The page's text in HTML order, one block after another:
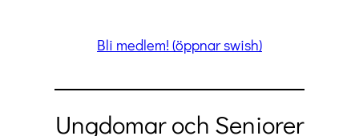
Bli medlem! (öppnar swish)
Ungdomar och Seniorer